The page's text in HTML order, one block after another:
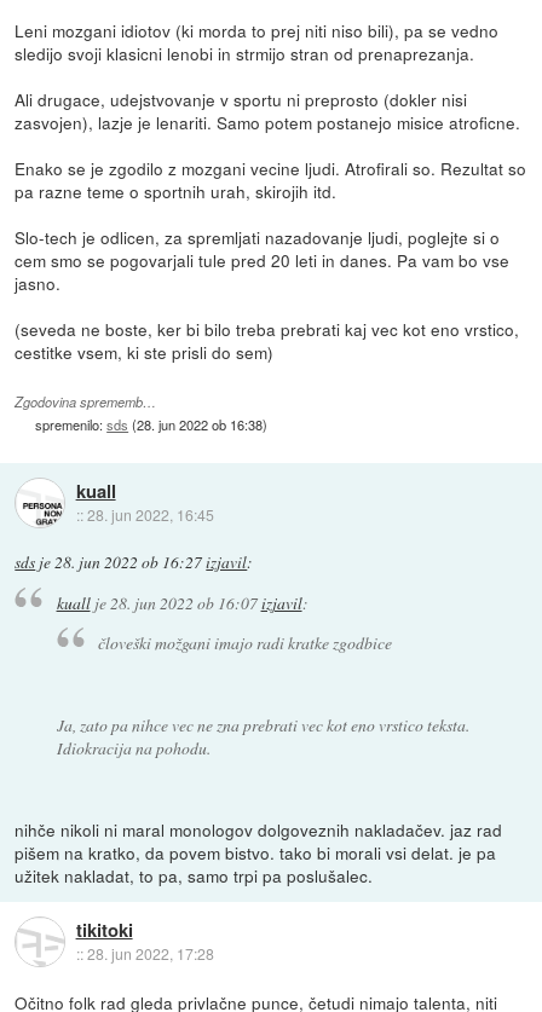
Leni mozgani idiotov (ki morda to prej niti niso bili), pa se vedno
sledijo svoji klasicni lenobi in strmijo stran od prenaprezanja.
Ali drugace, udejstvovanje v sportu ni preprosto (dokler nisi
zasvojen), lazje je lenariti. Samo potem postanejo misice atroficne.
Enako se je zgodilo z mozgani vecine ljudi. Atrofirali so. Rezultat so
pa razne teme o sportnih urah, skirojih itd.
Slo-tech je odlicen, za spremljati nazadovanje ljudi, poglejte si o
cem smo se pogovarjali tule pred 20 leti in danes. Pa vam bo vse
jasno.
(seveda ne boste, ker bi bilo treba prebrati kaj vec kot eno vrstico,
cestitke vsem, ki ste prisli do sem)
Zgodovina sprememb…
spremenilo:sds (28. jun 2022 ob 16:38)
kuall
::28. jun 2022, 16:45
sds je28. jun 2022 ob 16:27izjavil:
kuallje28. jun 2022 ob 16:07izjavil:
človeški možgani imajo radi kratke zgodbice
Ja, zato pa nihce vec ne zna prebrati vec kot eno vrstico teksta.
Idiokracija na pohodu.
nihče nikoli ni maral monologov dolgoveznih nakladačev. jaz rad
pišem na kratko, da povem bistvo. tako bi morali vsi delat. je pa
užitek nakladat, to pa, samo trpi pa poslušalec.
tikitoki
::28. jun 2022, 17:28
Očitno folk rad gleda privlačne punce, četudi nimajo talenta, niti